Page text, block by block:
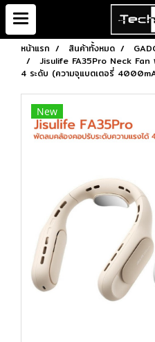
หน้าแรก สินค้าทั้งหมด
Jisulife FA35Pro Neck Fan
4 ระดับ (ความจุแบตเตอรี่
New